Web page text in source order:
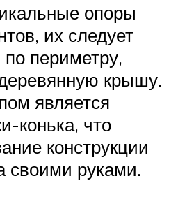
опоры
их следует
периметру,
крышу.
является
конька, что
конструкции
своими руками.